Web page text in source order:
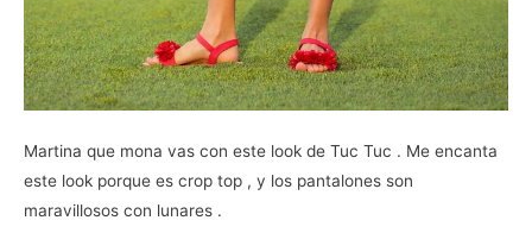
Martina que mona vas con este look de Tuc Tuc . Me encanta
este look porque es crop top , y los pantalones son
maravillosos con lunares .